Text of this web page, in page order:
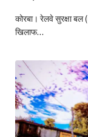
कोरबा। रेलवे सुरक्षा
खिलाफ…